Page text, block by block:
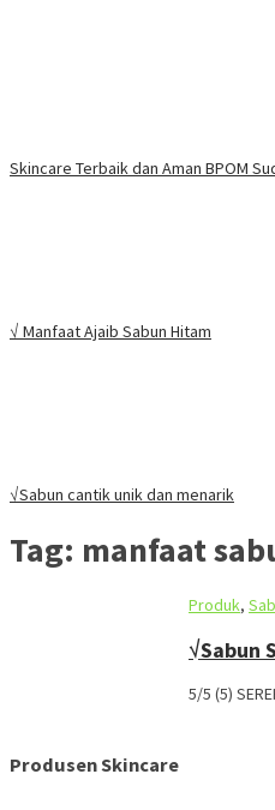
Skincare Terbaik dan Aman BPOM
√ Manfaat Ajaib Sabun Hitam
√Sabun cantik unik dan menarik
Tag: manfaat
Produk,
√Sabun
5/5 (5)
Produsen Skincare